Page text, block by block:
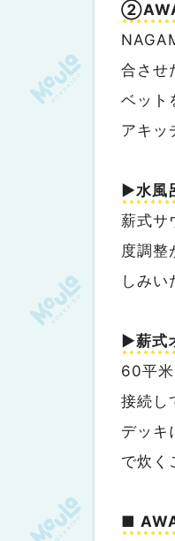
合させ
ベット
アキッ
▶︎水風
薪式サ
度調整
しみい
▶︎薪式
60平
接続し
デッキ
で炊く
■